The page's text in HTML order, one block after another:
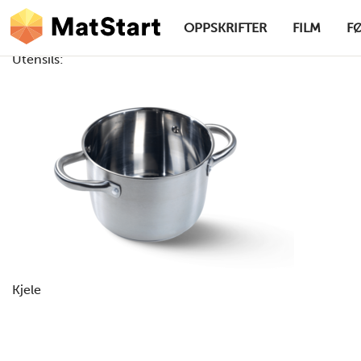
Hopp til hovedinnhold
hovednavigasjonsskrivebordsversjon
OPPSKRIFTER FILM
Utensils:
Kjele